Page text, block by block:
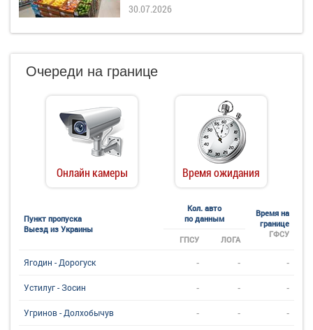
30.07.2026
Очереди на границе
Онлайн камеры Время ожидания
Пункт пропуска
Выезд из Украины
Кол. авто
по данным
Время на
границе
ГФСУ
ГПСУ ЛОГА
Ягодин - Дорогуск - - -
Устилуг - Зосин - - -
Угринов - Долхобычув - - -